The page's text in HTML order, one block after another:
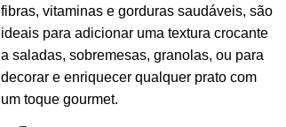
fibras, vitaminas e gorduras saudáveis, são
ideais para adicionar uma textura crocante
a saladas, sobremesas, granolas, ou para
decorar e enriquecer qualquer prato com
um toque gourmet.